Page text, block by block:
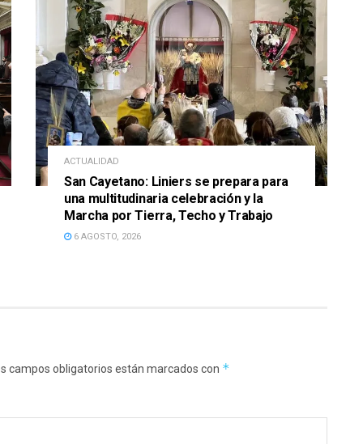
ACTUALIDAD
San Cayetano: Liniers se prepara para
una multitudinaria celebración y la
Marcha por Tierra, Techo y Trabajo
6 AGOSTO, 2026
campos obligatorios están marcados con *